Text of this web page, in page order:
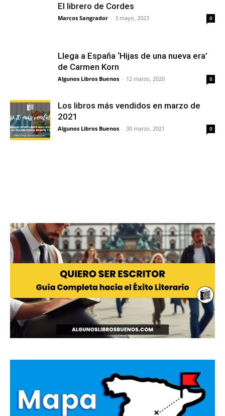
El librero de Cordes
Marcos Sangrador - 3 mayo, 2023 0
Llega a España ‘Hijas de una nueva era’
de Carmen Korn
Algunos Libros Buenos - 12 marzo, 2020 0
Los libros más vendidos en marzo de
2021
Algunos Libros Buenos - 30 marzo, 2021 0